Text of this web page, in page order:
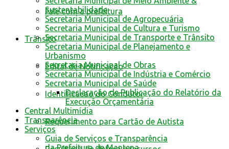
Fale com a prefeitura
Trânsito
Edital de Notificação
Identificacao do Condutor
Requerimento para Cartão de Autista
Sustentabilidade
Secretaria Municipal de Agropecuária
Secretaria Municipal de Cultura e Turismo
Secretaria Municipal de Transporte e Trânsito
Secretaria Municipal de Planejamento e
Urbanismo
Secretaria Municipal de Obras
Secretaria Municipal de Indústria e Comércio
Secretaria Municipal de Saúde
Declaração de Publicação do Relatório da
Execução Orçamentária
Central Multimídia
Transparência
Serviços
Guia de Serviços e Transparência